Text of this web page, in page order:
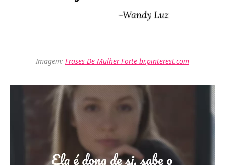
Imagem: Frases De Mulher Forte br.pinterest.com